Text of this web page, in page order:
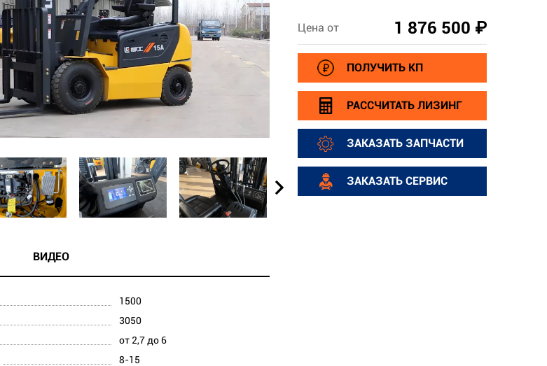
ВИДЕО
1500
3050
от 2,7 до 6
8-15
Цена от 1 876 500 ₽
ПОЛУЧИТЬ КП
РАССЧИТАТЬ ЛИЗИНГ
ЗАКАЗАТЬ ЗАПЧАСТИ
ЗАКАЗАТЬ СЕРВИС